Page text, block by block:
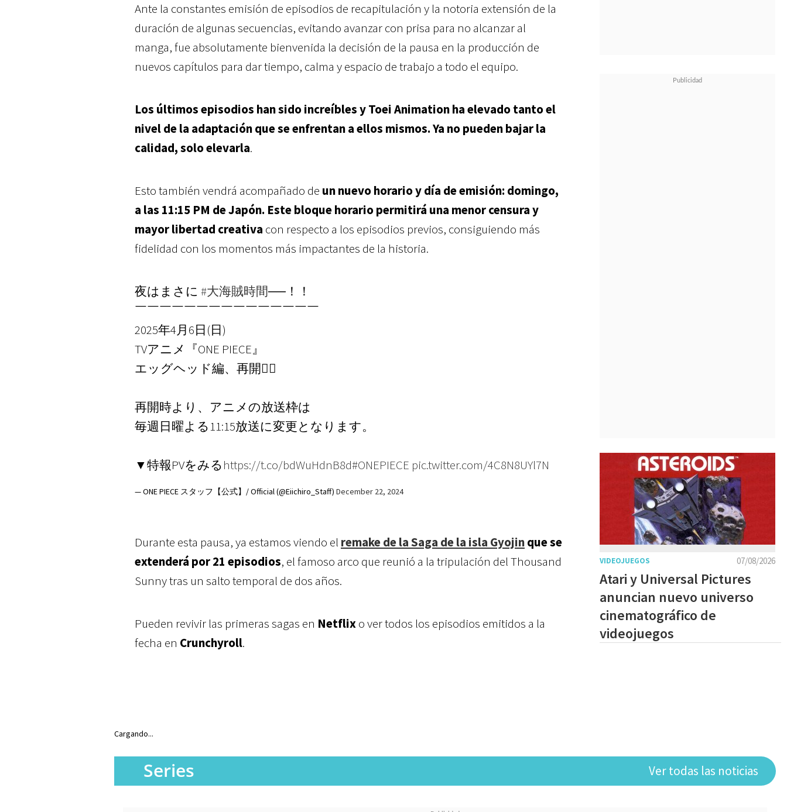
Ante la constantes emisión de episodios de recapitulación y la notoria extensión de la
duración de algunas secuencias, evitando avanzar con prisa para no alcanzar al
manga, fue absolutamente bienvenida la decisión de la pausa en la producción de
nuevos capítulos para dar tiempo, calma y espacio de trabajo a todo el equipo.
Los últimos episodios han sido increíbles y Toei Animation ha elevado tanto el
nivel de la adaptación que se enfrentan a ellos mismos. Ya no pueden bajar la
calidad, solo elevarla.
Esto también vendrá acompañado de un nuevo horario y día de emisión: domingo,
a las 11:15 PM de Japón. Este bloque horario permitirá una menor censuray
mayor libertad creativa con respecto a los episodios previos, consiguiendo más
fidelidad con los momentos más impactantes de la historia.
夜はまさに #大海賊時間──！！
￣￣￣￣￣￣￣￣￣￣￣￣￣￣￣
2025年4月6日(日)
TVアニメ『ONE PIECE』
エッグヘッド編、再開🏴‍☠️
再開時より、アニメの放送枠は
毎週日曜よる11:15放送に変更となります。
▼特報PVをみるhttps://t.co/bdWuHdnB8d#ONEPIECE pic.twitter.com/4C8N8UYl7N
— ONE PIECE スタッフ【公式】/ Official (@Eiichiro_Staff) December 22, 2024
Durante esta pausa, ya estamos viendo el remake de la Saga de la isla Gyojinque se
extenderá por 21 episodios, elfamoso arco que reunió a la tripulación del Thousand
Sunny tras un salto temporal de dos años.
Pueden revivir las primeras sagas en Netflixo ver todos los episodios emitidos a la
fecha en Crunchyroll.
07/08/2026
VIDEOJUEGOS
Atari y Universal Pictures
anuncian nuevo universo
cinematográfico de
videojuegos
Cargando...
Ver todas las noticias
Series